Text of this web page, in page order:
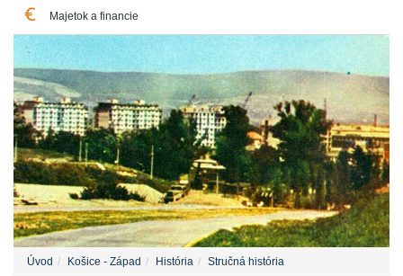
Majetok a financie
Úvod Košice - Západ História Stručná história